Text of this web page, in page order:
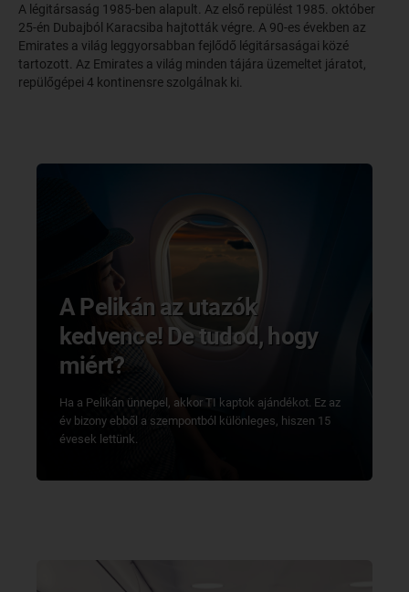
A légitársaság 1985-ben alapult. Az első repülést 1985. október
25-én Dubajból Karacsiba hajtották végre. A 90-es években az
Emirates a világ leggyorsabban fejlődő légitársaságai közé
tartozott. Az Emirates a világ minden tájára üzemeltet járatot,
repülőgépei 4 kontinensre szolgálnak ki.
A Pelikán az utazók
kedvence! De tudod, hogy
miért?
Ha a Pelikán ünnepel, akkor TI kaptok ajándékot. Ez az
év bizony ebből a szempontból különleges, hiszen 15
évesek lettünk.